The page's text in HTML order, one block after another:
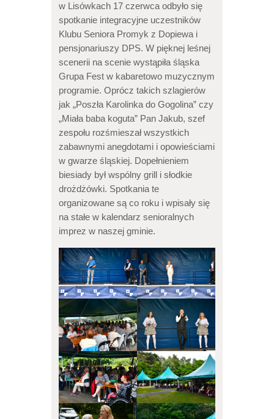
w Lisówkach 17 czerwca odbyło się
spotkanie integracyjne uczestników
Klubu Seniora Promyk z Dopiewa i
pensjonariuszy DPS. W pięknej leśnej
scenerii na scenie wystąpiła śląska
Grupa Fest w kabaretowo muzycznym
programie. Oprócz takich szlagierów
jak „Poszła Karolinka do Gogolina” czy
„Miała baba koguta” Pan Jakub, szef
zespołu rozśmieszał wszystkich
zabawnymi anegdotami i opowieściami
w gwarze śląskiej. Dopełnieniem
biesiady był wspólny grill i słodkie
drożdżówki. Spotkania te
organizowane są co roku i wpisały się
na stałe w kalendarz senioralnych
imprez w naszej gminie.